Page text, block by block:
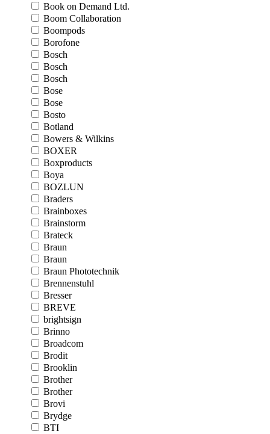
Book on Demand Ltd.
Boom Collaboration
Boompods
Borofone
Bosch
Bosch
Bosch
Bose
Bose
Bosto
Botland
Bowers & Wilkins
BOXER
Boxproducts
Boya
BOZLUN
Braders
Brainboxes
Brainstorm
Brateck
Braun
Braun
Braun Phototechnik
Brennenstuhl
Bresser
BREVE
brightsign
Brinno
Broadcom
Brodit
Brooklin
Brother
Brother
Brovi
Brydge
BTI